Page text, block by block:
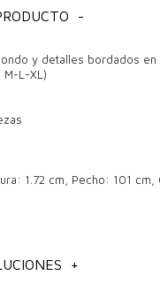
-
y detalles bordados
M-L-XL)
1.72 cm, Pecho: 101 cm,
+